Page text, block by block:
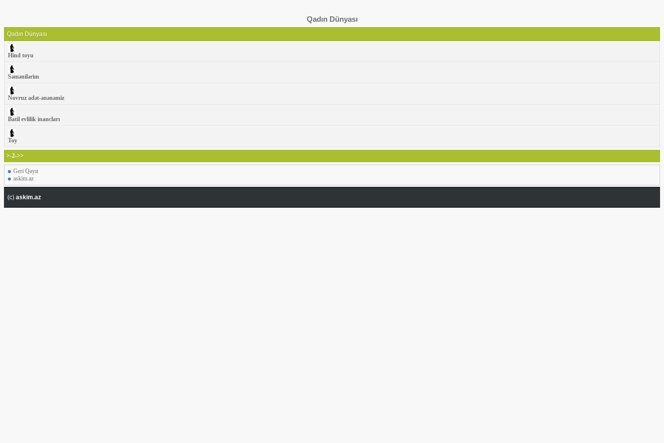
Qadın Dünyası
Qadın Dünyası
Hind toyu
Səmənilərim
Novruz adət-ənənəmiz
Batil evlilik inancları
Toy
>-2->>
Geri Qayıt
askim.az
(c) askim.az